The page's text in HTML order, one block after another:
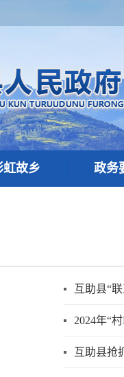
虹故乡 政务
互助县“
2024年“
互助县抢